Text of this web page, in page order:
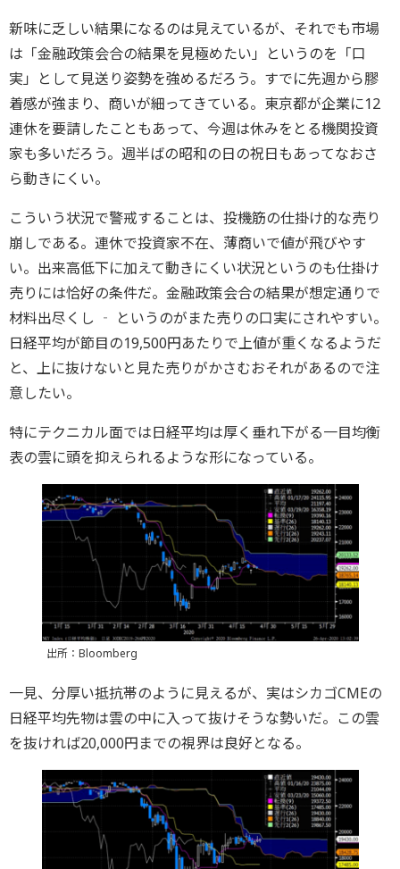
新味に乏しい結果になるのは見えているが、それでも市場
は「金融政策会合の結果を見極めたい」というのを「口
実」として見送り姿勢を強めるだろう。すでに先週から膠
着感が強まり、商いが細ってきている。東京都が企業に12
連休を要請したこともあって、今週は休みをとる機関投資
家も多いだろう。週半ばの昭和の日の祝日もあってなおさ
ら動きにくい。
こういう状況で警戒することは、投機筋の仕掛け的な売り
崩しである。連休で投資家不在、薄商いで値が飛びやす
い。出来高低下に加えて動きにくい状況というのも仕掛け
売りには恰好の条件だ。金融政策会合の結果が想定通りで
材料出尽くし ‐ というのがまた売りの口実にされやすい。
日経平均が節目の19,500円あたりで上値が重くなるようだ
と、上に抜けないと見た売りがかさむおそれがあるので注
意したい。
特にテクニカル面では日経平均は厚く垂れ下がる一目均衡
表の雲に頭を抑えられるような形になっている。
出所：Bloomberg
一見、分厚い抵抗帯のように見えるが、実はシカゴCMEの
日経平均先物は雲の中に入って抜けそうな勢いだ。この雲
を抜ければ20,000円までの視界は良好となる。